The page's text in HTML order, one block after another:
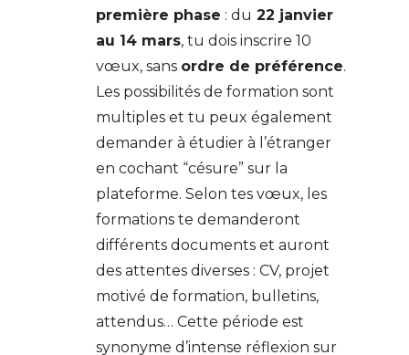
première phase : du 22 janvier
au 14 mars, tu dois inscrire 10
vœux, sans ordre de préférence.
Les possibilités de formation sont
multiples et tu peux également
demander à étudier à l’étranger
en cochant “césure” sur la
plateforme. Selon tes vœux, les
formations te demanderont
différents documents et auront
des attentes diverses : CV, projet
motivé de formation, bulletins,
attendus… Cette période est
synonyme d’intense réflexion sur